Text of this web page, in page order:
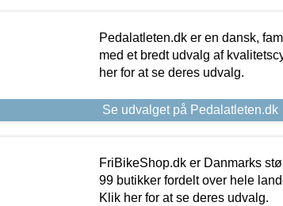
Pedalatleten.dk er en dansk,
med et bredt udvalg af
her for at se deres udvalg.
Se udvalget på Pedalatleten.dk
FriBikeShop.dk er Danmarks
99 butikker fordelt over hele
Klik her for at se deres udvalg.